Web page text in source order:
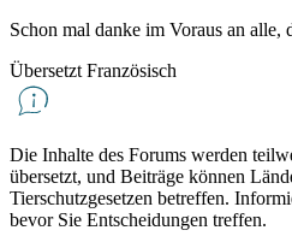
Schon mal danke im Voraus an alle,
Übersetzt Französisch
Die Inhalte des Forums werden
übersetzt, und Beiträge können
Tierschutzgesetzen betreffen.
bevor Sie Entscheidungen treffen.